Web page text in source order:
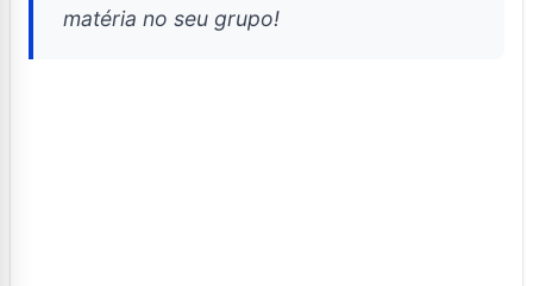
matéria no seu grupo!